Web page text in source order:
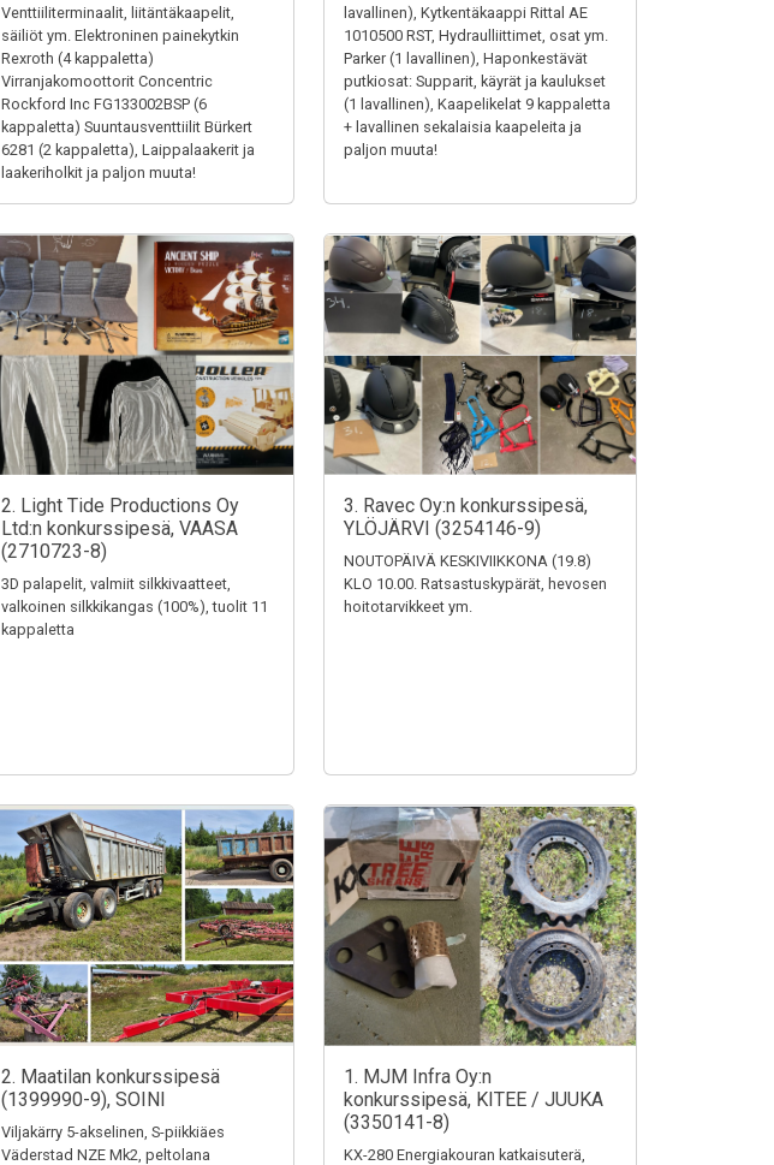
Venttiiliterminaalit, liitäntäkaapelit,
säiliöt ym. Elektroninen painekytkin
Rexroth (4 kappaletta)
Virranjakomoottorit Concentric
Rockford Inc FG133002BSP (6
kappaletta) Suuntausventtiilit Bürkert
6281 (2 kappaletta), Laippalaakerit ja
laakeriholkit ja paljon muuta!
lavallinen), Kytkentäkaappi Rittal AE
1010500 RST, Hydraulliittimet, osat ym.
Parker (1 lavallinen), Haponkestävät
putkiosat: Supparit, käyrät ja kaulukset
(1 lavallinen), Kaapelikelat 9 kappaletta
+ lavallinen sekalaisia kaapeleita ja
paljon muuta!
2. Light Tide Productions Oy
Ltd:n konkurssipesä, VAASA
(2710723-8)
3D palapelit, valmiit silkkivaatteet,
valkoinen silkkikangas (100%), tuolit 11
kappaletta
3. Ravec Oy:n konkurssipesä,
YLÖJÄRVI (3254146-9)
NOUTOPÄIVÄ KESKIVIIKKONA (19.8)
KLO 10.00. Ratsastuskypärät, hevosen
hoitotarvikkeet ym.
2. Maatilan konkurssipesä
(1399990-9), SOINI
Viljakärry 5-akselinen, S-piikkiäes
Väderstad NZE Mk2, peltolana
1. MJM Infra Oy:n
konkurssipesä, KITEE / JUUKA
(3350141-8)
KX-280 Energiakouran katkaisuterä,